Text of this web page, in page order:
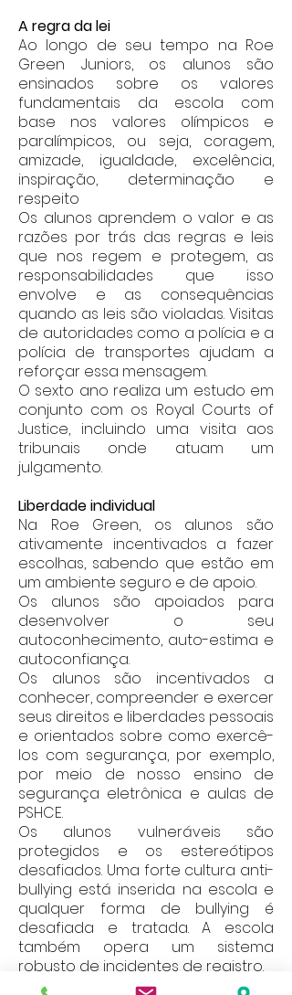
A regra da lei
Ao longo de seu tempo na Roe
Green Juniors, os alunos são
ensinados sobre os valores
fundamentais da escola com
base nos valores olímpicos e
paralímpicos, ou seja, coragem,
amizade, igualdade, excelência,
inspiração, determinação e
respeito
Os alunos aprendem o valor e as
razões por trás das regras e leis
que nos regem e protegem, as
responsabilidades que isso
envolve e as consequências
quando as leis são violadas. Visitas
de autoridades como a polícia e a
polícia de transportes ajudam a
reforçar essa mensagem.
O sexto ano realiza um estudo em
conjunto com os Royal Courts of
Justice, incluindo uma visita aos
tribunais onde atuam um
julgamento.
Liberdade individual
Na Roe Green, os alunos são
ativamente incentivados a fazer
escolhas, sabendo que estão em
um ambiente seguro e de apoio.
Os alunos são apoiados para
desenvolver o seu
autoconhecimento, auto-estima e
autoconfiança.
Os alunos são incentivados a
conhecer, compreender e exercer
seus direitos e liberdades pessoais
e orientados sobre como exercê-
los com segurança, por exemplo,
por meio de nosso ensino de
segurança eletrônica e aulas de
PSHCE.
Os alunos vulneráveis são
protegidos e os estereótipos
desafiados. Uma forte cultura anti-
bullying está inserida na escola e
qualquer forma de bullying é
desafiada e tratada. A escola
também opera um sistema
robusto de incidentes de registro.